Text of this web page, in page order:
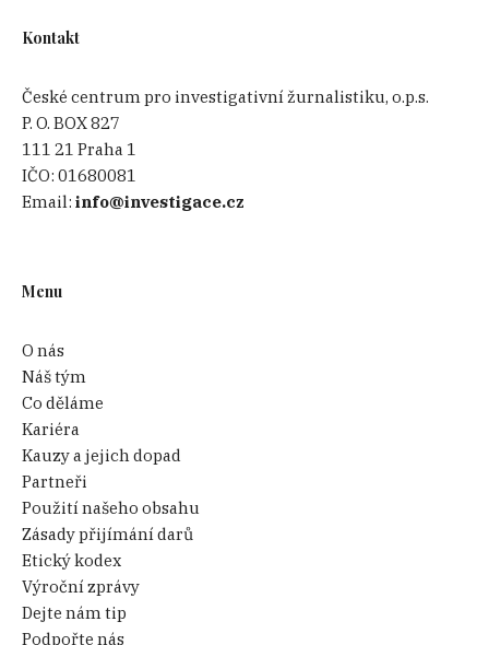
Kontakt
České centrum pro investigativní žurnalistiku, o.p.s.
P. O. BOX 827
111 21 Praha 1
IČO:01680081
Email:info@investigace.cz
Menu
O nás
Náš tým
Co děláme
Kariéra
Kauzy a jejich dopad
Partneři
Použití našeho obsahu
Zásady přijímání darů
Etický kodex
Výroční zprávy
Dejte nám tip
Podpořte nás